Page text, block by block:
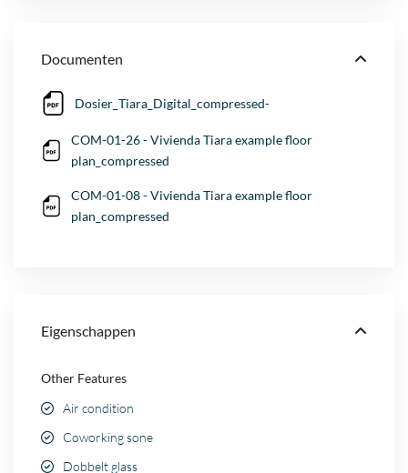
Documenten
Dosier_Tiara_Digital_compressed-
COM-01-26 - Vivienda Tiara example floor
plan_compressed
COM-01-08 - Vivienda Tiara example floor
plan_compressed
Eigenschappen
Other Features
Air condition
Coworking sone
Dobbelt glass